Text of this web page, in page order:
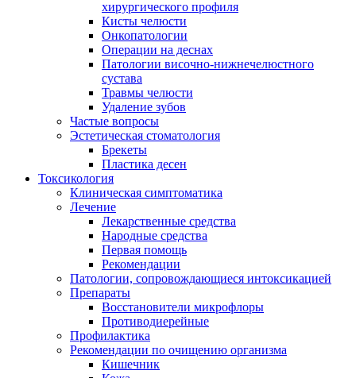
хирургического профиля
Кисты челюсти
Онкопатологии
Операции на деснах
Патологии височно-нижнечелюстного
сустава
Травмы челюсти
Удаление зубов
Частые вопросы
Эстетическая стоматология
Брекеты
Пластика десен
Токсикология
Клиническая симптоматика
Лечение
Лекарственные средства
Народные средства
Первая помощь
Рекомендации
Патологии, сопровождающиеся интоксикацией
Препараты
Восстановители микрофлоры
Противодиерейные
Профилактика
Рекомендации по очищению организма
Кишечник